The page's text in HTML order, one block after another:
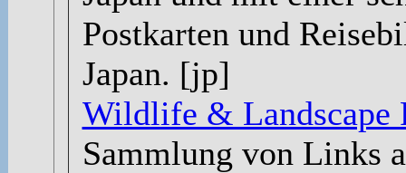
Postkarten und
Japan. [jp]
Wildlife & Landscape
Sammlung von Links